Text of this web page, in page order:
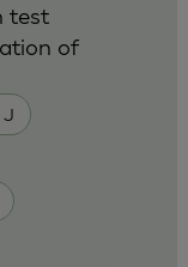
J
test
of